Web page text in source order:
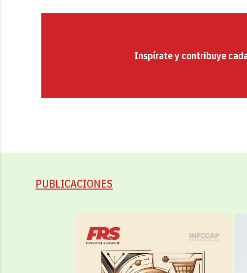
Inspírate y contribuye
PUBLICACIONES